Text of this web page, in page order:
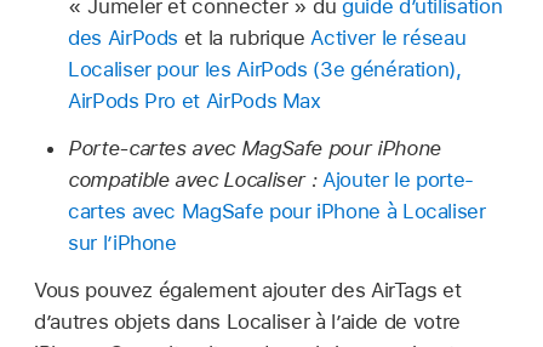
« Jumeler et connecter » duguide d’utilisation
des AirPods et la rubriqueActiver le réseau
Localiser pour les AirPods (3e génération),
AirPods Pro et AirPods Max
Porte-cartes avec MagSafe pour iPhone
compatible avec Localiser :Ajouter le porte-
cartes avec MagSafe pour iPhone à Localiser
sur l’iPhone
Vous pouvez également ajouter des AirTags et
d’autres objets dans Localiser à l’aide de votre